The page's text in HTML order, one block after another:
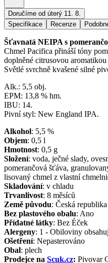
Doručíme od úterý 11. 8.
Specifikace
Recenze
Šťavnatá NEIPA s
Chmel Pacifica přináší tóny
doplněné citrusovou
Světlé svrchně kvašené silné
Alk.: 5,5 obj.
EPM: 13,8 % hm.
IBU: 14.
Pivní styl: New England IPA.
Alkohol: 5,5 %
Objem: 0,5 l
Hmotnost: 0,5 g
Složení: voda, ječné slady,
pomerančová šťáva,
lisovaný chmel z vlastní
Skladování: v chladu
Trvanlivost: 8 měsíců
Země původu: Česká republika
Bez plastového obalu: Ano
Přídatné látky: Bez Éček
Alergeny: 1 - Obiloviny
Ošetření: Nepasterováno
Obal: plech
Prodejce na Scuk.cz: Pivovar